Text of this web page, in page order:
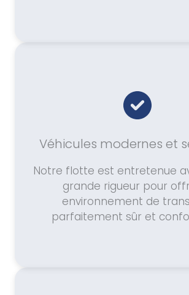
Véhicules modernes et
Notre flotte est entretenue
grande rigueur pour
environnement de
parfaitement sûr et